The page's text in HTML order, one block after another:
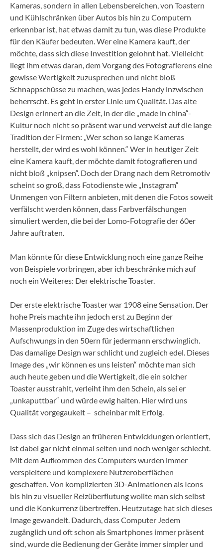
Kameras, sondern in allen Lebensbereichen, von Toastern
und Kühlschränken über Autos bis hin zu Computern
erkennbar ist, hat etwas damit zu tun, was diese Produkte
für den Käufer bedeuten. Wer eine Kamera kauft, der
möchte, dass sich diese Investition gelohnt hat. Vielleicht
liegt ihm etwas daran, dem Vorgang des Fotografierens eine
gewisse Wertigkeit zuzusprechen und nicht bloß
Schnappschüsse zu machen, was jedes Handy inzwischen
beherrscht. Es geht in erster Linie um Qualität. Das alte
Design erinnert an die Zeit, in der die „made in china“-
Kultur noch nicht so präsent war und verweist auf die lange
Tradition der Firmen: „Wer schon so lange Kameras
herstellt, der wird es wohl können.“ Wer in heutiger Zeit
eine Kamera kauft, der möchte damit fotografieren und
nicht bloß „knipsen“. Doch der Drang nach dem Retromotiv
scheint so groß, dass Fotodienste wie „Instagram“
Unmengen von Filtern anbieten, mit denen die Fotos soweit
verfälscht werden können, dass Farbverfälschungen
simuliert werden, die bei der Lomo-Fotografie der 60er
Jahre auftraten.
Man könnte für diese Entwicklung noch eine ganze Reihe
von Beispiele vorbringen, aber ich beschränke mich auf
noch ein Weiteres: Der elektrische Toaster.
Der erste elektrische Toaster war 1908eine Sensation. Der
hohe Preis machte ihn jedoch erst zu Beginn der
Massenproduktion im Zuge des wirtschaftlichen
Aufschwungs in den 50ern für jedermann erschwinglich.
Das damalige Design war schlicht und zugleich edel. Dieses
Image des „wir können es uns leisten“ möchte man sich
auch heute geben und die Wertigkeit, die ein solcher
Toaster ausstrahlt, verleiht ihm den Schein, als sei er
„unkaputtbar“ und würde ewig halten. Hier wird uns
Qualität vorgegaukelt – scheinbar mit Erfolg.
Dass sich das Design an früheren Entwicklungen orientiert,
ist dabei gar nicht einmal selten und noch weniger schlecht.
Mit dem Aufkommen des Computers wurden immer
verspieltere und komplexere Nutzeroberflächen
geschaffen. Von komplizierten 3D-Animationen als Icons
bis hin zu visueller Reizüberflutung wollte man sich selbst
und die Konkurrenz übertreffen. Heutzutage hat sich dieses
Image gewandelt. Dadurch, dass Computer Jedem
zugänglich und oft schon als Smartphones immer präsent
sind, wurde die Bedienung der Geräte immer simpler und